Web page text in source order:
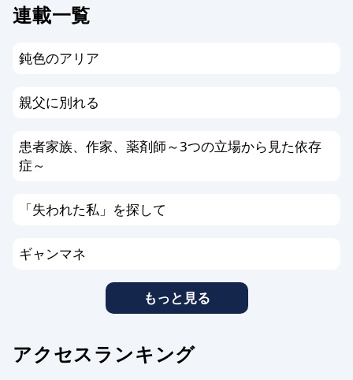
連載一覧
鈍色のアリア
親父に別れる
患者家族、作家、薬剤師～3つの立場から見た依存
症～
「失われた私」を探して
ギャンマネ
もっと見る
アクセスランキング